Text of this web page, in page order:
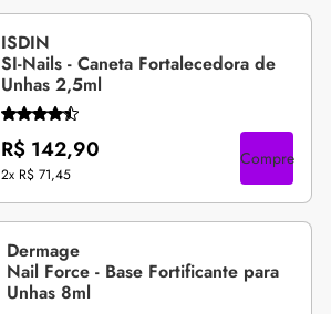
ISDIN
SI-Nails - Caneta Fortalecedora de
Unhas 2,5ml
R$ 142,90
2x R$ 71,45
Compre
Dermage
Nail Force - Base Fortificante para
Unhas 8ml